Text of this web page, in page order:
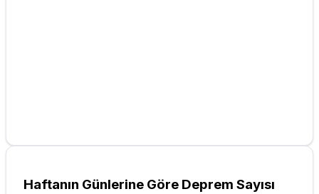
Haftanın Günlerine Göre Deprem Sayısı